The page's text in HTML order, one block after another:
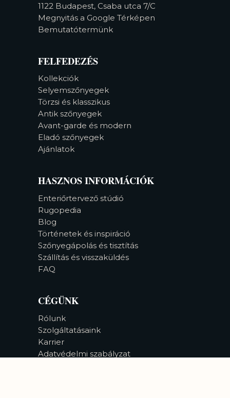
1122 Budapest, Csaba utca 7/C
Megnyitás a Google Térképen
Bemutatótermünk
FELFEDEZÉS
Kollekciók
Selyemszőnyegek
Törzsi és klasszikus
Antik szőnyegek
Avant-garde és modern
Eladó szőnyegek
Ajánlatok
HASZNOS INFORMÁCIÓK
Enteriőrtervező stúdió
Rugopedia
Blog
Történetek és inspiráció
Szőnyegápolás és tisztítás
Szállítás és visszaküldés
FAQ
CÉGÜNK
Rólunk
Szolgáltatásaink
Karrier
Adatvédelmi szabályzat